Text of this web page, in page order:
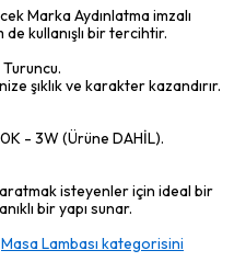
Marka Aydınlatma imzalı
kullanışlı bir tercihtir.
Turuncu.
şıklık ve karakter kazandırır.
- 3W (Ürüne DAHİL).
isteyenler için ideal bir
bir yapı sunar.
Masa Lambası kategorisini